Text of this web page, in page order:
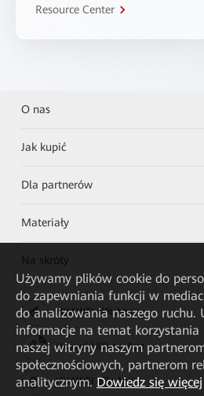
Resource Center
O nas
Jak kupić
Dla partnerów
Materiały
Na skróty
HUAWEI eKit App
Huawei HiKnow App
HUAWEI eFly App
Używamy plików cookie do
do zapewniania funkcji w
do analizowania naszego ruchu.
informacje na temat korzystania
naszej witryny naszym
społecznościowych, partnerom
analitycznym. Dowiedz się więcej